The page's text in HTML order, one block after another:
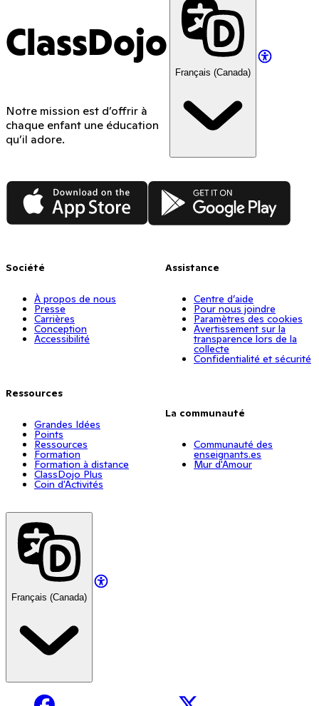
ClassDojo
Notre mission est d’offrir à
chaque enfant une éducation
qu’il adore.
Français (Canada)
App Store Google Play
Société
À propos de nous
Presse
Carrières
Conception
Accessibilité
Ressources
Grandes Idées
Points
Ressources
Formation
Formation à distance
ClassDojo Plus
Coin d'Activités
Assistance
Centre d’aide
Pour nous joindre
Paramètres des cookies
Avertissement sur la
transparence lors de la
collecte
Confidentialité et sécurité
La communauté
Communauté des
enseignants.es
Mur d'Amour
Français (Canada)
Facebook X